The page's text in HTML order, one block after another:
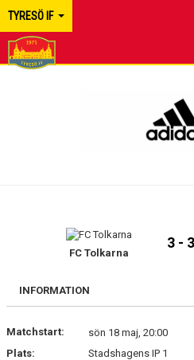
TYRESÖ IF
BILDGALLERI
DOKUMENT
FC Tolkarna
3 - 3
INFORMATION
Matchstart:
sön 18 maj, 20:00
Plats:
Stadshagens IP 1